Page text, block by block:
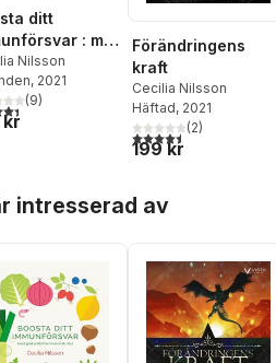
ditt
: med
Nilsson
, 2021
5 stjärnor. Totalt antal röster:
(9)
kr
Förändringens
kraft
Cecilia Nilsson
Häftad, 2021
4,5utav 5 stjärnor.
(2)
199 kr
intresserad av